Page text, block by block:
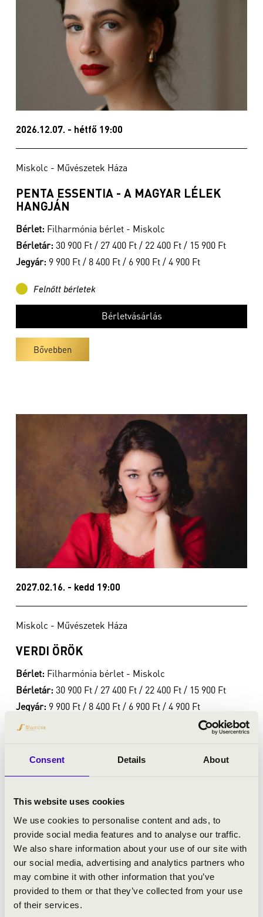
Consent Details About
This website uses cookies
We use cookies to personalise content and ads, to
provide social media features and to analyse our traffic.
We also share information about your use of our site with
our social media, advertising and analytics partners who
may combine it with other information that you’ve
provided to them or that they’ve collected from your use
of their services.
2026.12.07. - hétfő 19:00
Miskolc - Művészetek Háza
PENTA ESSENTIA - A MAGYAR LÉLEK
HANGJÁN
Bérlet: Filharmónia bérlet - Miskolc
Bérletár: 30 900 Ft / 27 400 Ft / 22 400 Ft / 15 900 Ft
Jegyár: 9 900 Ft / 8 400 Ft / 6 900 Ft / 4 900 Ft
Felnőtt bérletek
Bérletvásárlás
Bővebben
2027.02.16. - kedd 19:00
Miskolc - Művészetek Háza
VERDI ÖRÖK
Bérlet: Filharmónia bérlet - Miskolc
Bérletár: 30 900 Ft / 27 400 Ft / 22 400 Ft / 15 900 Ft
Jegyár: 9 900 Ft / 8 400 Ft / 6 900 Ft / 4 900 Ft
Bérletvásárlás